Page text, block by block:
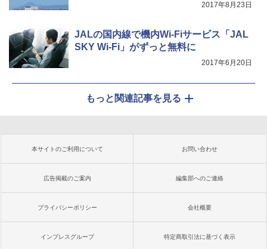
2017年8月23日
JALの国内線で機内Wi-Fiサービス「JAL
SKY Wi-Fi」がずっと無料に
2017年6月20日
もっと関連記事を見る
本サイトのご利用について お問い合わせ
広告掲載のご案内 編集部へのご連絡
プライバシーポリシー 会社概要
インプレスグループ 特定商取引法に基づく表示